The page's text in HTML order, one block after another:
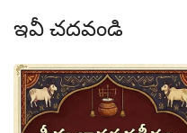
ఇవీ చదవండి